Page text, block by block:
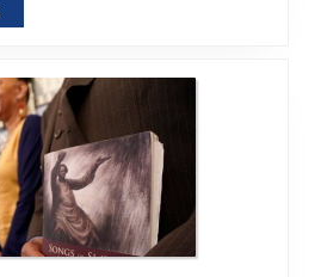
EN SAVOIR PLUS